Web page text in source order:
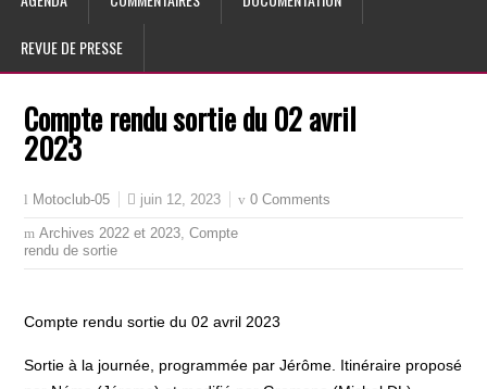
REVUE DE PRESSE
Compte rendu sortie du 02 avril
2023
Motoclub-05 juin 12, 2023 0 Comments
Archives 2022 et 2023,Compte
rendu de sortie
Compte rendu sortie du 02 avril 2023
Sortie à la journée, programmée par Jérôme. Itinéraire proposé